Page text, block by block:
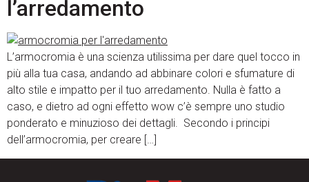
l’arredamento
L’armocromia è una scienza utilissima per dare quel tocco in
più alla tua casa, andando ad abbinare colori e sfumature di
alto stile e impatto per il tuo arredamento. Nulla è fatto a
caso, e dietro ad ogni effetto wow c’è sempre uno studio
ponderato e minuzioso dei dettagli. Secondo i principi
dell’armocromia, per creare […]